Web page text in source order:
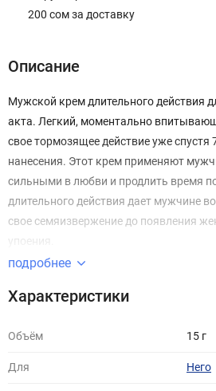
200 сом за доставку
Описание
Мужской крем длительного действия
акта. Легкий, моментально
свое тормозящее действие уже спустя
нанесения. Этот крем применяют
сильными в любви и продлить время
длительного действия дает мужчине
свое семяизвержение до появления
упоения.
Применение крема совместимо с
смазками.
подробнее
Характеристики
Объём 15 г
Для Него